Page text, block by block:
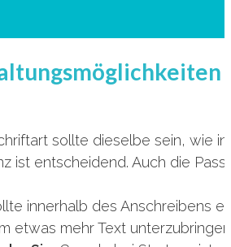
sollte dieselbe sein, wie
ist entscheidend. Auch die
innerhalb des Anschreibens
etwas mehr Text unterzubringen